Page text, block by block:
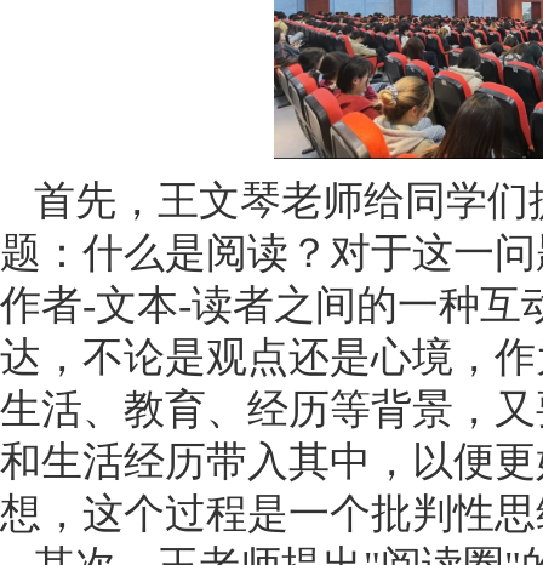
首先，王文琴老师给同学
题：什么是阅读？对于这一
作者-文本-读者之间的一种互
达，不论是观点还是心境，
生活、教育、经历等背景，
和生活经历带入其中，以便
想，这个过程是一个批判性